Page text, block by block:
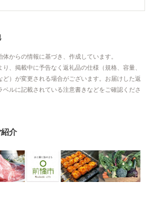
からの情報に基づき、作成しています。
、掲載中に予告なく返礼品の仕様（規格、容量、
ど）が変更される場合がございます。お届けした返
ベルに記載されている注意書きなどをご確認くださ
介